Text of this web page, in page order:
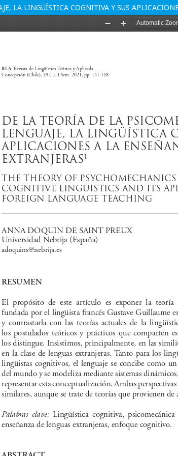
LA LINGÜÍSTICA COGNITIVA Y SUS